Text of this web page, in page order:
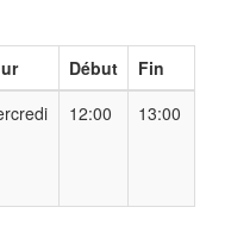
Début
Fin
12:00 13:00